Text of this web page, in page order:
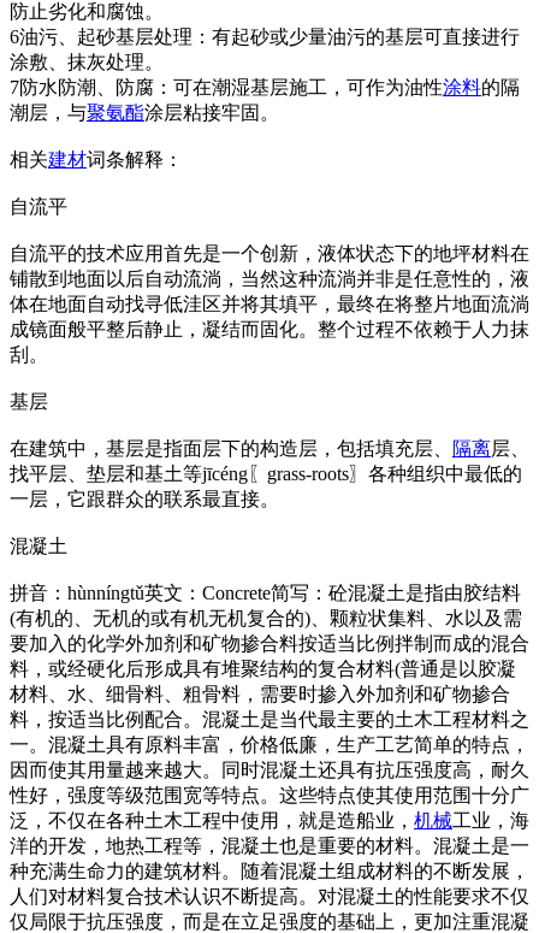
防止劣化和腐蚀。
6油污、起砂基层处理：有起砂或少量油污的基层可直接进行
涂敷、抹灰处理。
7防水防潮、防腐：可在潮湿基层施工，可作为油性涂料的隔
潮层，与聚氨酯涂层粘接牢固。
相关建材词条解释：
自流平
自流平的技术应用首先是一个创新，液体状态下的地坪材料在
铺散到地面以后自动流淌，当然这种流淌并非是任意性的，液
体在地面自动找寻低洼区并将其填平，最终在将整片地面流淌
成镜面般平整后静止，凝结而固化。整个过程不依赖于人力抹
刮。
基层
在建筑中，基层是指面层下的构造层，包括填充层、 隔离层、
找平层、垫层和基土等jīcéng〖grass-roots〗各种组织中最低的
一层，它跟群众的联系最直接。
混凝土
拼音：hùnníngtǔ英文：Concrete简写：砼混凝土是指由胶结料
(有机的、无机的或有机无机复合的)、颗粒状集料、水以及需
要加入的化学外加剂和矿物掺合料按适当比例拌制而成的混合
料，或经硬化后形成具有堆聚结构的复合材料(普通是以胶凝
材料、水、细骨料、粗骨料，需要时掺入外加剂和矿物掺合
料，按适当比例配合。混凝土是当代最主要的土木工程材料之
一。混凝土具有原料丰富，价格低廉，生产工艺简单的特点，
因而使其用量越来越大。同时混凝土还具有抗压强度高，耐久
性好，强度等级范围宽等特点。这些特点使其使用范围十分广
泛，不仅在各种土木工程中使用，就是造船业， 机械工业，海
洋的开发，地热工程等，混凝土也是重要的材料。混凝土是一
种充满生命力的建筑材料。随着混凝土组成材料的不断发展，
人们对材料复合技术认识不断提高。对混凝土的性能要求不仅
仅局限于抗压强度，而是在立足强度的基础上，更加注重混凝